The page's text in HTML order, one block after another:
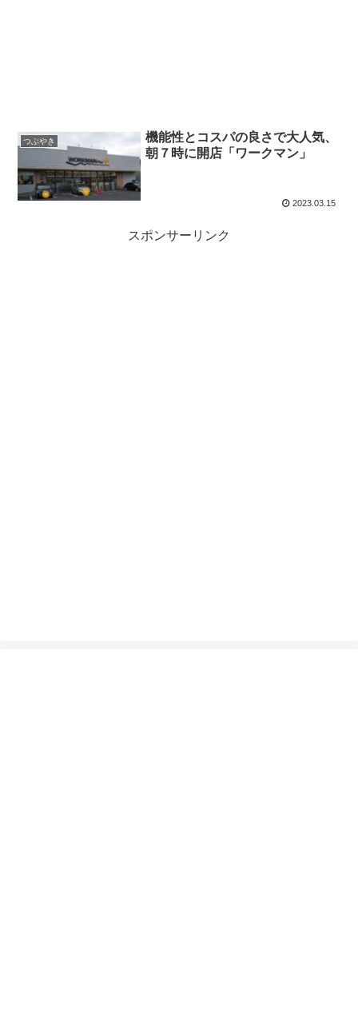
つぶやき
機能性とコスパの良さで大人気、
朝７時に開店「ワークマン」
2023.03.15
スポンサーリンク